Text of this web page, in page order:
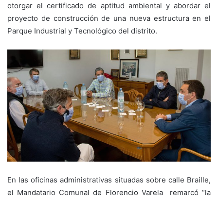
otorgar el certificado de aptitud ambiental y abordar el
proyecto de construcción de una nueva estructura en el
Parque Industrial y Tecnológico del distrito.
En las oficinas administrativas situadas sobre calle Braille,
el Mandatario Comunal de Florencio Varela remarcó “la